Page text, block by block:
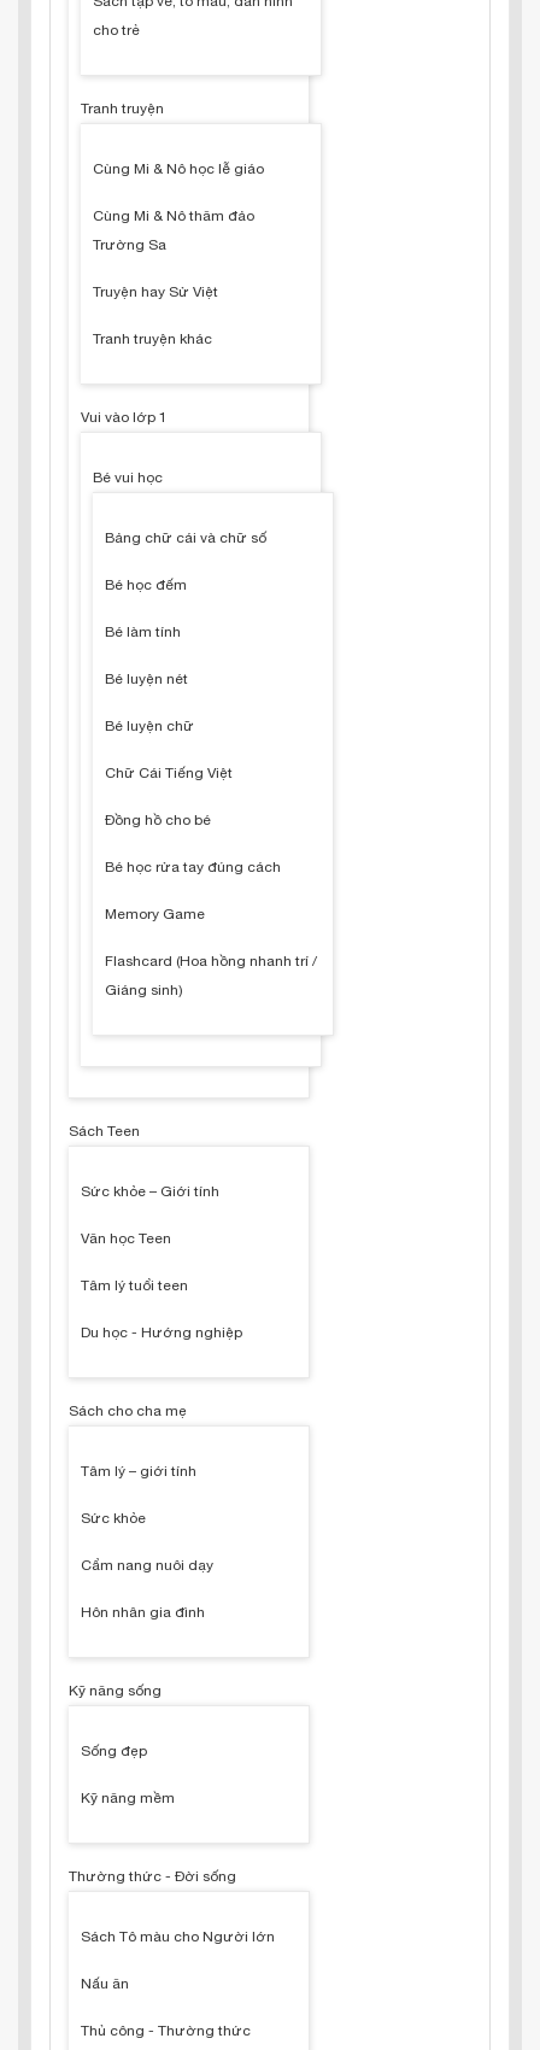
cho trẻ
Tranh truyện
Cùng Mi & Nô học lễ giáo
Cùng Mi & Nô thăm đảo
Trường Sa
Truyện hay Sử Việt
Tranh truyện khác
Vui vào lớp 1
Bé vui học
Bảng chữ cái và chữ số
Bé học đếm
Bé làm tính
Bé luyện nét
Bé luyện chữ
Chữ Cái Tiếng Việt
Đồng hồ cho bé
Bé học rửa tay đúng cách
Memory Game
Flashcard (Hoa hồng nhanh trí /
Giáng sinh)
Sách Teen
Sức khỏe – Giới tính
Văn học Teen
Tâm lý tuổi teen
Du học - Hướng nghiệp
Sách cho cha mẹ
Tâm lý – giới tính
Sức khỏe
Cẩm nang nuôi dạy
Hôn nhân gia đình
Kỹ năng sống
Sống đẹp
Kỹ năng mềm
Thường thức - Đời sống
Sách Tô màu cho Người lớn
Nấu ăn
Thủ công - Thường thức